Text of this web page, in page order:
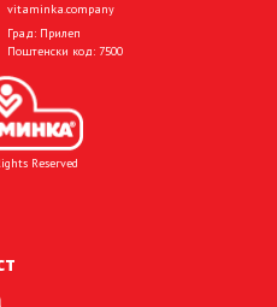
vitaminka.company
Град: Прилеп
Поштенски код: 7500
Reserved